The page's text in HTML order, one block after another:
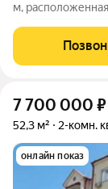
м,
Проект от
Ставропольском
7 700 000 ₽
52,3 м² 2-комн.
онлайн показ